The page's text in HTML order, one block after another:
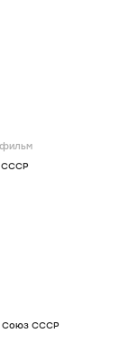
фильм
СССР
Союз СССР